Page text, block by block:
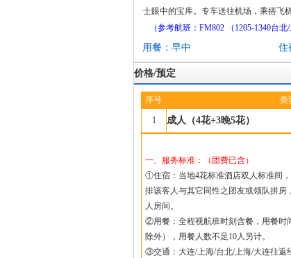
士眼中的宝库。专车送往机场，乘搭飞
（参考航班：FM802 （1205-1340台
用餐：早中 住
价格/预定
序号 类
1 成人（4花+3晚5花）
一、服务标准：（团费已含）
①住宿：当地4花标准酒店双人标准间
排该客人与其它同性之团友或领队拼
人房间。
②用餐：全程视航班时刻含餐，用餐时
除外），用餐人数不足10人另计。
③交通：大连/上海/台北/上海/大连往返